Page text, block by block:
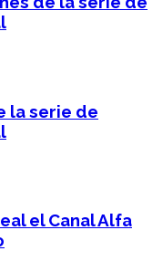
la serie de
el Canal Alfa